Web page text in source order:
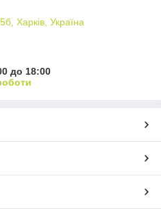
Харків, Україна
до 18:00